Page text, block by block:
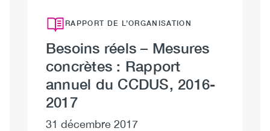
RAPPORT DE L’ORGANISATION
Besoins réels – Mesures
concrètes : Rapport
annuel du CCDUS, 2016-
2017
31 décembre 2017